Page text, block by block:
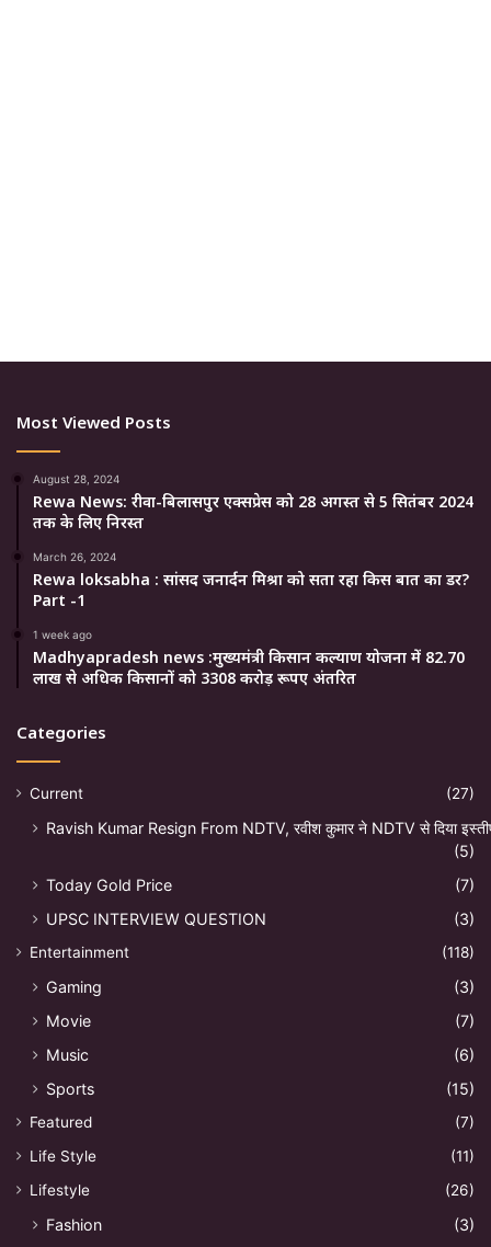
Most Viewed Posts
August 28, 2024
Rewa News: रीवा-बिलासपुर एक्सप्रेस को 28 अगस्त से 5 सितंबर 2024
तक के लिए निरस्त
March 26, 2024
Rewa loksabha : सांसद जनार्दन मिश्रा को सता रहा किस बात का डर?
Part -1
1 week ago
Madhyapradesh news :मुख्यमंत्री किसान कल्याण योजना में 82.70
लाख से अधिक किसानों को 3308 करोड़ रूपए अंतरित
Categories
Current (27)
Ravish Kumar Resign From NDTV, रवीश कुमार ने NDTV से दिया
(5)
Today Gold Price
(7)
UPSC INTERVIEW QUESTION
(3)
Entertainment (118)
Gaming
(3)
Movie
(7)
Music
(6)
Sports
(15)
Featured
(7)
Life Style
(11)
Lifestyle
(26)
Fashion
(3)